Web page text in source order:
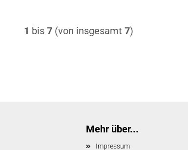
1 bis 7 (von insgesamt 7)
Mehr über...
Impressum